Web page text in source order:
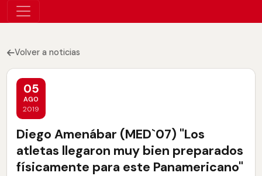
Volver a noticias
05
AGO
2019
Diego Amenábar (MED`07) "Los
atletas llegaron muy bien preparados
físicamente para este Panamericano"